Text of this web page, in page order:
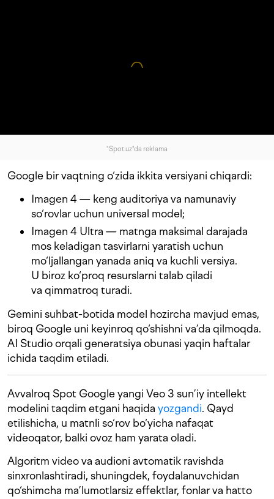
"Spot.uz"da reklama
Google bir vaqtning o‘zida ikkita versiyani chiqardi:
Imagen 4 — keng auditoriya va namunaviy
so‘rovlar uchun universal model;
Imagen 4 Ultra — matnga maksimal darajada
mos keladigan tasvirlarni yaratish uchun
mo‘ljallangan yanada aniq va kuchli versiya.
U biroz ko‘proq resurslarni talab qiladi
va qimmatroq turadi.
Gemini suhbat-botida model hozircha mavjud emas,
biroq Google uni keyinroq qo‘shishni va’da qilmoqda.
AI Studio orqali generatsiya obunasi yaqin haftalar
ichida taqdim etiladi.
Avvalroq Spot Google yangi Veo 3 sun’iy intellekt
modelini taqdim etgani haqida yozgandi. Qayd
etilishicha, u matnli so‘rov bo‘yicha nafaqat
videoqator, balki ovoz ham yarata oladi.
Algoritm video va audioni avtomatik ravishda
sinxronlashtiradi, shuningdek, foydalanuvchidan
qo‘shimcha ma’lumotlarsiz effektlar, fonlar va hatto